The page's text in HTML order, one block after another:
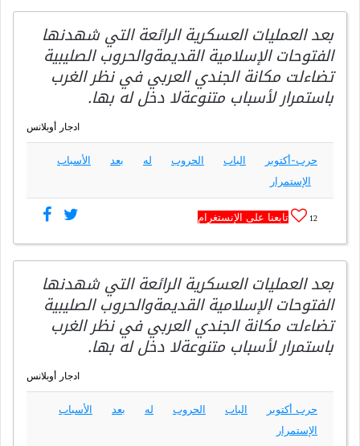
بعد العمليات العسكرية الرائعة التي شهدنها
الفتوحات الإسلامية القديمةوالحروب الصليبية
تضاءلت مكانة الجندي العربي في نظر الغرب
باستمرار لأسباب متنوعةلا دخل له بها.
ادجار أوبلانس
حرب-أكتوبر الباب الحروب له بعد
الأسباب
الإستمرار
12 تابعنا على الإنستغرام
بعد العمليات العسكرية الرائعة التي شهدنها
الفتوحات الإسلامية القديمةوالحروب الصليبية
تضاءلت مكانة الجندي العربي في نظر الغرب
باستمرار لأسباب متنوعةلا دخل له بها.
ادجار أوبلانس
حرب أكتوبر الباب الحروب له بعد
الأسباب
الإستمرار